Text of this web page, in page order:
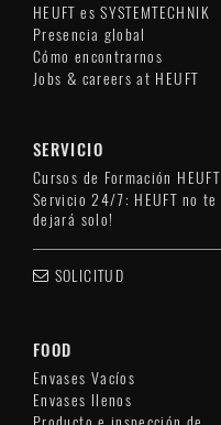
HEUFT es SYSTEMTECHNIK
Presencia global
Cómo encontrarnos
Jobs & careers at HEUFT
SERVICIO
Cursos de Formación HEUFT
Servicio 24/7: HEUFT no te
dejará solo!
SOLICITUD
FOOD
Envases Vacíos
Envases llenos